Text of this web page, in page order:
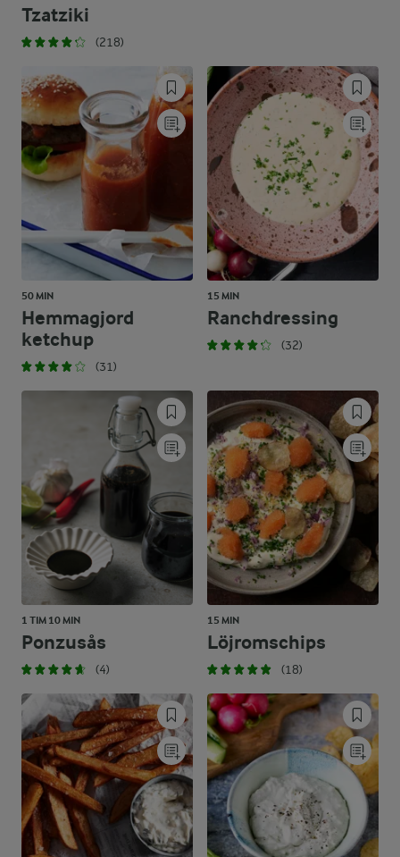
Tzatziki
(218)
50 MIN
Hemmagjord
ketchup
(31)
15 MIN
Ranchdressing
(32)
1 TIM 10 MIN
Ponzusås
(4)
15 MIN
Löjromschips
(18)